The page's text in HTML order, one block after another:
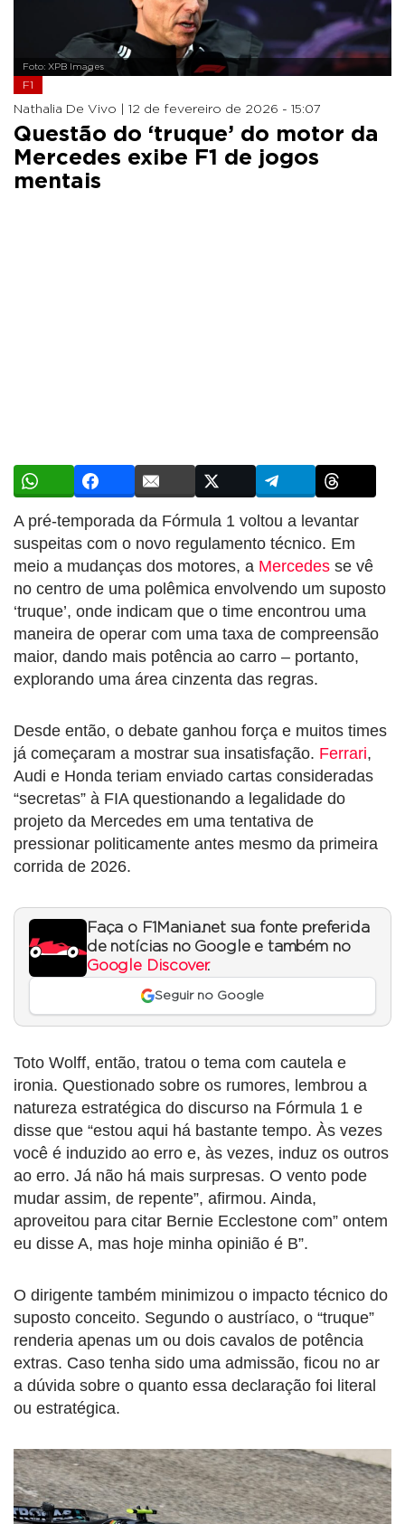
Foto: XPB Images
F1
Nathalia De Vivo | 12 de fevereiro de 2026 - 15:07
Questão do ‘truque’ do motor da
Mercedes exibe F1 de jogos
mentais
A pré-temporada da Fórmula 1 voltou a levantar
suspeitas com o novo regulamento técnico. Em
meio a mudanças dos motores, a Mercedes se vê
no centro de uma polêmica envolvendo um suposto
‘truque’, onde indicam que o time encontrou uma
maneira de operar com uma taxa de compreensão
maior, dando mais potência ao carro – portanto,
explorando uma área cinzenta das regras.
Desde então, o debate ganhou força e muitos times
já começaram a mostrar sua insatisfação. Ferrari,
Audi e Honda teriam enviado cartas consideradas
“secretas” à FIA questionando a legalidade do
projeto da Mercedes em uma tentativa de
pressionar politicamente antes mesmo da primeira
corrida de 2026.
Faça o F1Mania.net sua fonte preferida
de notícias no Google e também no
Google Discover.
Seguir no Google
Toto Wolff, então, tratou o tema com cautela e
ironia. Questionado sobre os rumores, lembrou a
natureza estratégica do discurso na Fórmula 1 e
disse que “estou aqui há bastante tempo. Às vezes
você é induzido ao erro e, às vezes, induz os outros
ao erro. Já não há mais surpresas. O vento pode
mudar assim, de repente”, afirmou. Ainda,
aproveitou para citar Bernie Ecclestone com” ontem
eu disse A, mas hoje minha opinião é B”.
O dirigente também minimizou o impacto técnico do
suposto conceito. Segundo o austríaco, o “truque”
renderia apenas um ou dois cavalos de potência
extras. Caso tenha sido uma admissão, ficou no ar
a dúvida sobre o quanto essa declaração foi literal
ou estratégica.